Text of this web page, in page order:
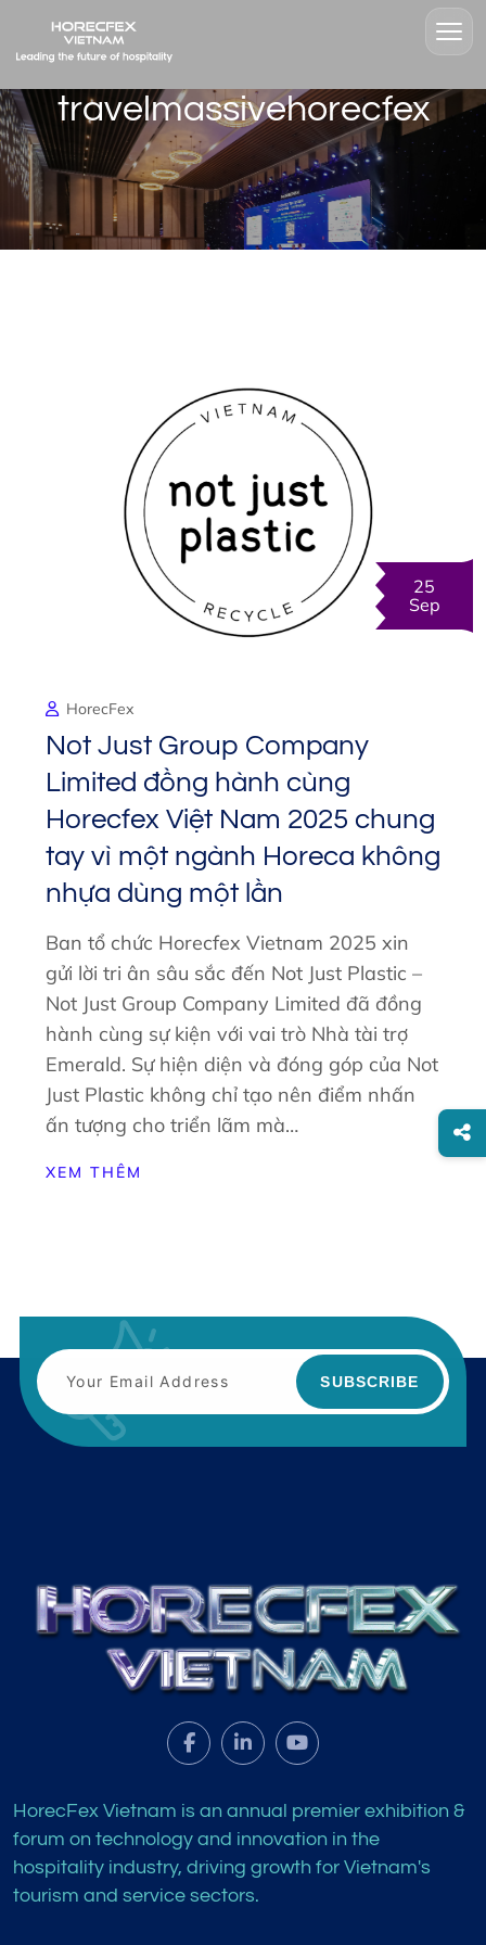
travelmassivehorecfex
25
Sep
HorecFex
Not Just Group Company
Limited đồng hành cùng
Horecfex Việt Nam 2025 chung
tay vì một ngành Horeca không
nhựa dùng một lần
Ban tổ chức Horecfex Vietnam 2025 xin
gửi lời tri ân sâu sắc đến Not Just Plastic –
Not Just Group Company Limited đã đồng
hành cùng sự kiện với vai trò Nhà tài trợ
Emerald. Sự hiện diện và đóng góp của Not
Just Plastic không chỉ tạo nên điểm nhấn
ấn tượng cho triển lãm mà…
XEM THÊM
SUBSCRIBE
HorecFex Vietnam is an annual premier exhibition &
forum on technology and innovation in the
hospitality industry, driving growth for Vietnam's
tourism and service sectors.